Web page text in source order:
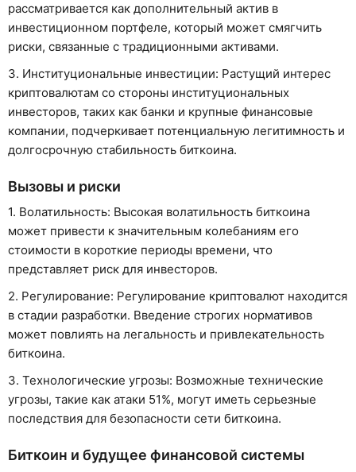
рассматривается как дополнительный актив в
инвестиционном портфеле, который может смягчить
риски, связанные с традиционными активами.
3. Институциональные инвестиции: Растущий интерес
криптовалютам со стороны институциональных
инвесторов, таких как банки и крупные финансовые
компании, подчеркивает потенциальную легитимность и
долгосрочную стабильность биткоина.
Вызовы и риски
1. Волатильность: Высокая волатильность биткоина
может привести к значительным колебаниям его
стоимости в короткие периоды времени, что
представляет риск для инвесторов.
2. Регулирование: Регулирование криптовалют находится
в стадии разработки. Введение строгих нормативов
может повлиять на легальность и привлекательность
биткоина.
3. Технологические угрозы: Возможные технические
угрозы, такие как атаки 51%, могут иметь серьезные
последствия для безопасности сети биткоина.
Биткоин и будущее финансовой системы